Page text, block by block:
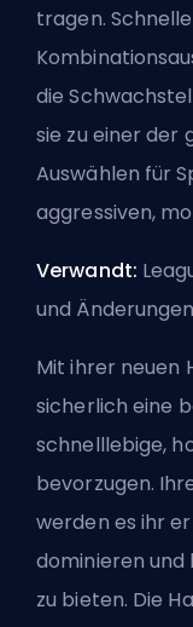
tragen.
die
sie zu einer der
Auswählen für
aggressiven,
Verwandt:
und
Mit ihrer neuen
sicherlich eine
schnelllebige,
bevorzugen.
werden es ihr
dominieren
zu bieten. Die